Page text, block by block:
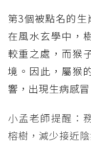
第3個被點名的
在風水玄學中，
較重之處，而猴
境。因此，屬猴
響，出現生病感
小孟老師提醒：
榕樹，減少接近